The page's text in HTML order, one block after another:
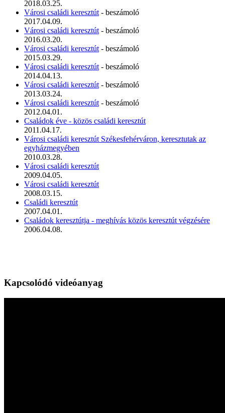
2018.03.25.
Városi családi keresztút - beszámoló
2017.04.09.
Városi családi keresztút - beszámoló
2016.03.20.
Városi családi keresztút - beszámoló
2015.03.29.
Városi családi keresztút - beszámoló
2014.04.13.
Városi családi keresztút - beszámoló
2013.03.24.
Városi családi keresztút - beszámoló
2012.04.01.
Családok éve - közös családi keresztút
2011.04.17.
Városi családi keresztút Székesfehérváron, keresztutak az
egyházmegyében
2010.03.28.
Városi családi keresztút
2009.04.05.
Városi családi keresztút
2008.03.15.
Családi keresztút
2007.04.01.
Családok keresztútja - meghívás közös keresztút végzésére
2006.04.08.
Kapcsolódó videóanyag